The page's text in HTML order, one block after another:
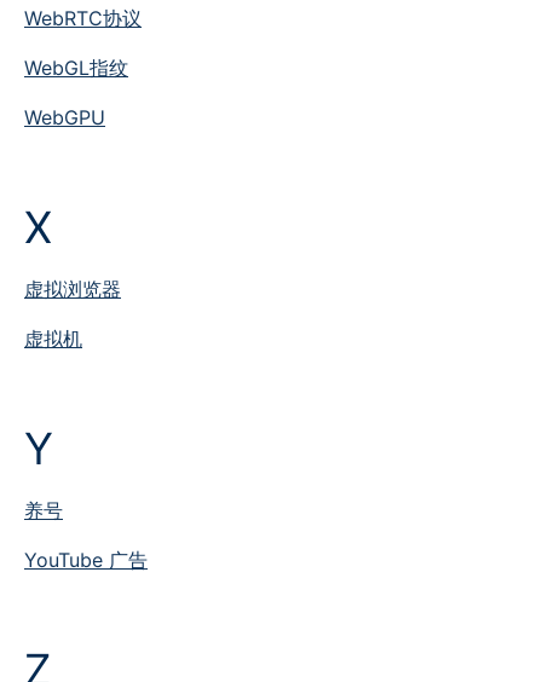
WebRTC协议
WebGL指纹
WebGPU
X
虚拟浏览器
虚拟机
Y
养号
YouTube 广告
Z